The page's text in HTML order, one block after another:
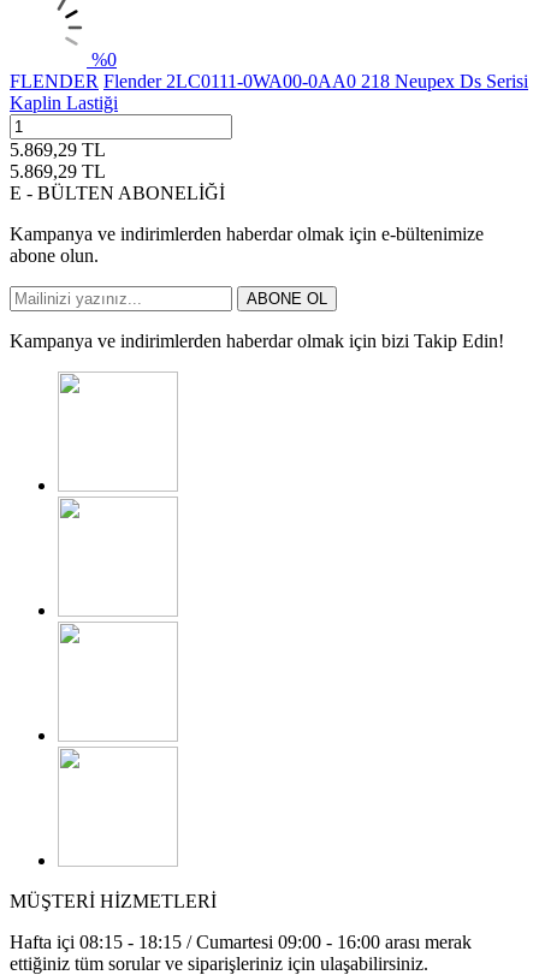
%0
FLENDER Flender 2LC0111-0WA00-0AA0 218 Neupex Ds Serisi
Kaplin Lastiği
5.869,29 TL
5.869,29 TL
E - BÜLTEN ABONELİĞİ
Kampanya ve indirimlerden haberdar olmak için e-bültenimize
abone olun.
ABONE OL
Kampanya ve indirimlerden haberdar olmak için bizi Takip Edin!
MÜŞTERİ HİZMETLERİ
Hafta içi 08:15 - 18:15 / Cumartesi 09:00 - 16:00 arası merak
ettiğiniz tüm sorular ve siparişleriniz için ulaşabilirsiniz.